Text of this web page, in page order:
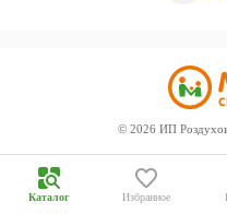
© 2026 ИП
Каталог Избранное